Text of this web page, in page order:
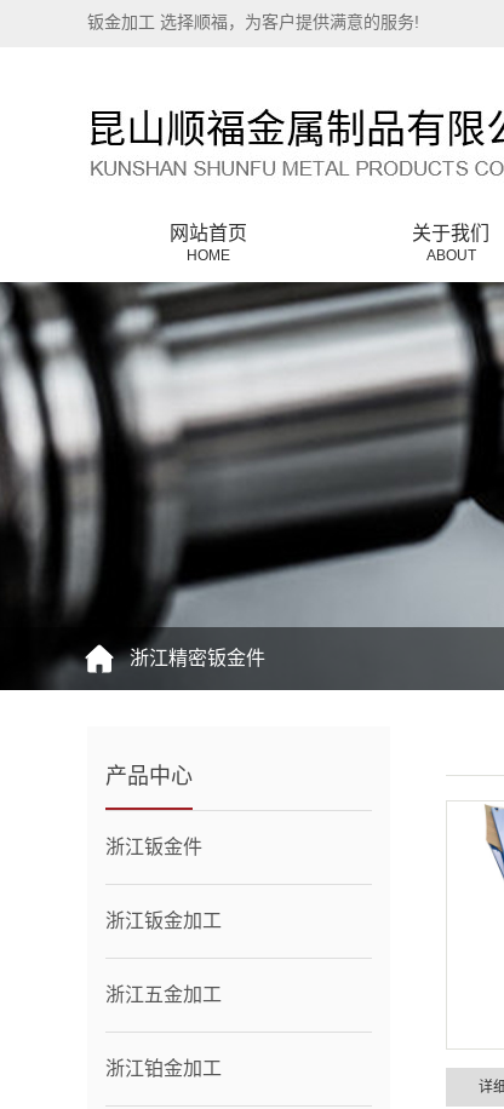
钣金加工 选择顺福，为客户提供满意的服务!
网站首页
HOME
关于我们
ABOUT
公司简介
联系我们
浙江精密钣金件
产品中心
浙江钣金件
浙江钣金加工
浙江五金加工
浙江铂金加工
详